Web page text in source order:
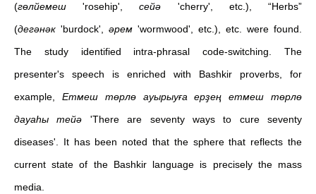
(гөлйемеш 'rosehip',сейә 'cherry', etc.), “Herbs”
(дегәнәк 'burdock', әрем 'wormwood', etc.), etc. were found.
The study identified intra-phrasal code-switching. The
presenter's speech is enriched with Bashkir proverbs, for
example, Етмеш төрлө ауырыуға ерҙең етмеш төрлө
дауаһы тейә 'There are seventy ways to cure seventy
diseases'. It has been noted that the sphere that reflects the
current state of the Bashkir language is precisely the mass
media.